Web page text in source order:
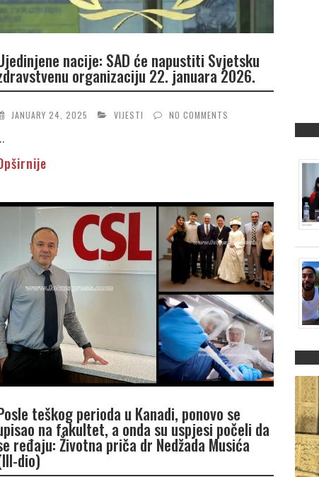
nacije: SAD će napustiti Svjetsku
organizaciju 22. januara 2026.
JANUARY 24, 2025 VIJESTI NO COMMENTS
teškog perioda u Kanadi, ponovo se
na fakultet, a onda su uspjesi počeli da
ređaju: Životna priča dr Nedžada Musića
dio)